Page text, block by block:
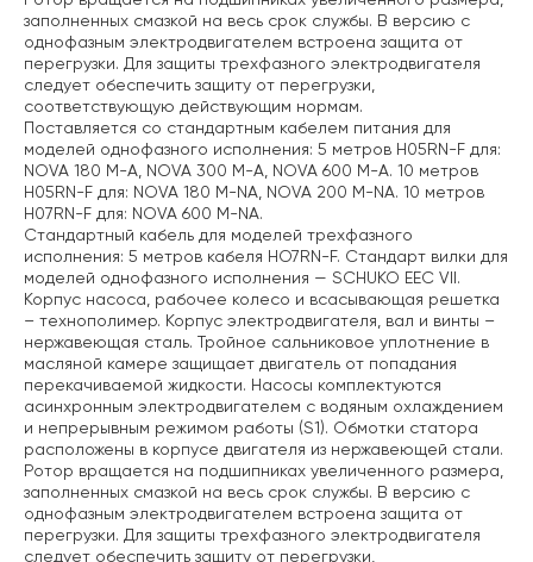
заполненных смазкой на весь срок службы. В версию с
однофазным электродвигателем встроена защита от
перегрузки. Для защиты трехфазного электродвигателя
следует обеспечить защиту от перегрузки,
соответствующую действующим нормам.
Поставляется со стандартным кабелем питания для
моделей однофазного исполнения: 5 метров H05RN-F для:
NOVA 180 M-A, NOVA 300 M-A, NOVA 600 M-A. 10 метров
H05RN-F для: NOVA 180 M-NA, NOVA 200 M-NA. 10 метров
H07RN-F для: NOVA 600 M-NA.
Стандартный кабель для моделей трехфазного
исполнения: 5 метров кабеля HO7RN-F. Стандарт вилки для
моделей однофазного исполнения — SCHUKO EEC VII.
Корпус насоса, рабочее колесо и всасывающая решетка
– технополимер. Корпус электродвигателя, вал и винты –
нержавеющая сталь. Тройное сальниковое уплотнение в
масляной камере защищает двигатель от попадания
перекачиваемой жидкости. Насосы комплектуются
асинхронным электродвигателем с водяным охлаждением
и непрерывным режимом работы (S1). Обмотки статора
расположены в корпусе двигателя из нержавеющей стали.
Ротор вращается на подшипниках увеличенного размера,
заполненных смазкой на весь срок службы. В версию с
однофазным электродвигателем встроена защита от
перегрузки. Для защиты трехфазного электродвигателя
следует обеспечить защиту от перегрузки,